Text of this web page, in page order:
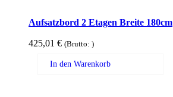
Aufsatzbord 2 Etagen Breite 180cm
425,01 € (Brutto: )
In den Warenkorb